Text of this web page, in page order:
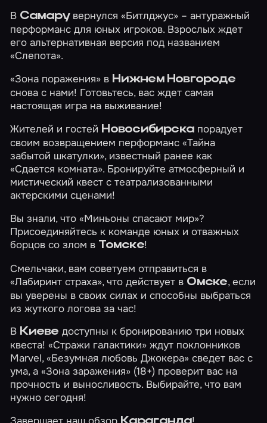
В Самарувернулся «Битлджус»– антуражный
перформанс для юных игроков. Взрослых ждет
его альтернативная версия под названием
«Слепота».
«Зона поражения» в Нижнем Новгороде
снова с нами! Готовьтесь, вас ждет самая
настоящая игра на выживание!
Жителей и гостей Новосибирска порадует
своим возвращением перформанс«Тайна
забытой шкатулки», известный ранее как
«Сдается комната». Бронируйте атмосферный и
мистический квест с театрализованными
актерскими сценами!
Вы знали, что«Миньоны спасают мир»?
Присоединяйтесь к команде юных и отважных
борцов со злом в Томске!
Смельчаки, вам советуем отправиться в
«Лабиринт страха», что действует в Омске, если
вы уверены в своих силах и способны выбраться
из жуткого логова за час!
В Киеве доступны к бронированию три новых
квеста!«Стражи галактики» ждут поклонников
Marvel,«Безумная любовь Джокера» сведет вас с
ума, а«Зона заражения» (18+) проверит вас на
прочность и выносливость. Выбирайте, что вам
нужно сегодня!